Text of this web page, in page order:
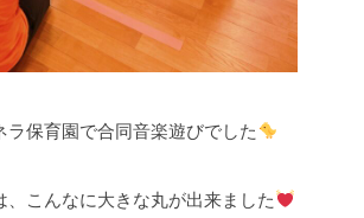
ラ保育園で合同音楽遊びでした
、こんなに大きな丸が出来ました